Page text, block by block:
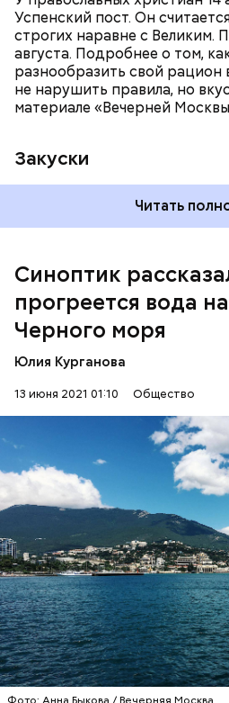
Успенский пост. Он
строгих наравне с Великим.
августа. Подробнее о том,
разнообразить свой рацион
не нарушить правила, но
материале «Вечерней
Закуски
Читать
Синоптик
прогреется вода
Черного моря
Юлия Курганова
13 июня 2021 01:10 Общество
Синоптик отметил, что в
Ялте вода пока прогрелась
тепла, в Туапсе — до 18
до 19 градусов.
По словам Вильфанда, с
прогреваться, потому что на
потепление. Температура
нормы уже к середине
24-28 градусов, передает
ЧЕРНОЕ МОРЕ
ПОГОДА
КУПАЛЬНЫЙ СЕЗОН